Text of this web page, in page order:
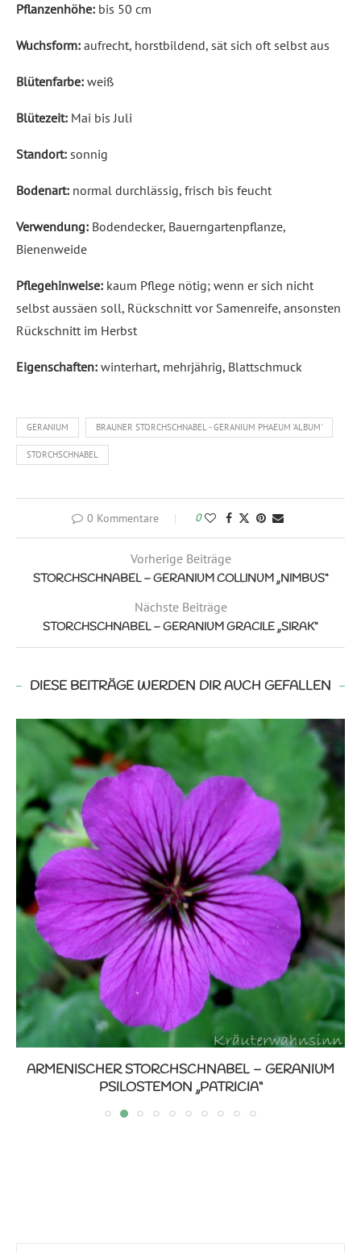
Pflanzenhöhe: bis 50 cm
Wuchsform: aufrecht, horstbildend, sät sich oft selbst aus
Blütenfarbe: weiß
Blütezeit: Mai bis Juli
Standort: sonnig
Bodenart: normal durchlässig, frisch bis feucht
Verwendung: Bodendecker, Bauerngartenpflanze,
Bienenweide
Pflegehinweise: kaum Pflege nötig; wenn er sich nicht
selbst aussäen soll, Rückschnitt vor Samenreife, ansonsten
Rückschnitt im Herbst
Eigenschaften: winterhart, mehrjährig, Blattschmuck
GERANIUM BRAUNER STORCHSCHNABEL - GERANIUM PHAEUM 'ALBUM'
STORCHSCHNABEL
0 Kommentare 0
Vorherige Beiträge
STORCHSCHNABEL – GERANIUM COLLINUM „NIMBUS“
Nächste Beiträge
STORCHSCHNABEL – GERANIUM GRACILE „SIRAK“
DIESE BEITRÄGE WERDEN DIR AUCH GEFALLEN
ARMENISCHER STORCHSCHNABEL – GERANIUM
PSILOSTEMON „PATRICIA“